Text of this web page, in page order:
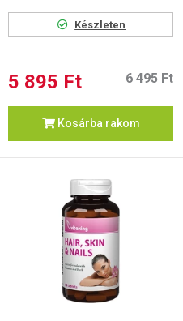
Készleten
5 895 Ft 6 495 Ft
Kosárba rakom